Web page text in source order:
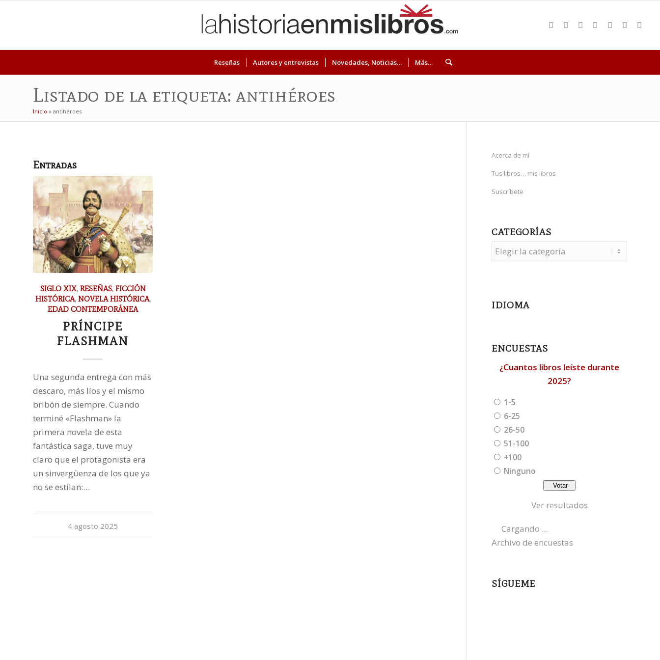
Reseñas Autores y entrevistas Novedades, Noticias… Más…
Listado de la etiqueta: antihéroes
Inicio » antihéroes
Entradas
SIGLO XIX, RESEÑAS, FICCIÓN
HISTÓRICA, NOVELA HISTÓRICA,
EDAD CONTEMPORÁNEA
PRÍNCIPE
FLASHMAN
Una segunda entrega con más
descaro, más líos y el mismo
bribón de siempre. Cuando
terminé «Flashman» la
primera novela de esta
fantástica saga, tuve muy
claro que el protagonista era
un sinvergüenza de los que ya
no se estilan:…
4 agosto 2025
Acerca de mí
Tus libros… mis libros
Suscríbete
CATEGORÍAS
Categorías
IDIOMA
ENCUESTAS
¿Cuantos libros leíste durante
2025?
1-5
6-25
26-50
51-100
+100
Ninguno
Ver resultados
Cargando ...
Archivo de encuestas
SÍGUEME